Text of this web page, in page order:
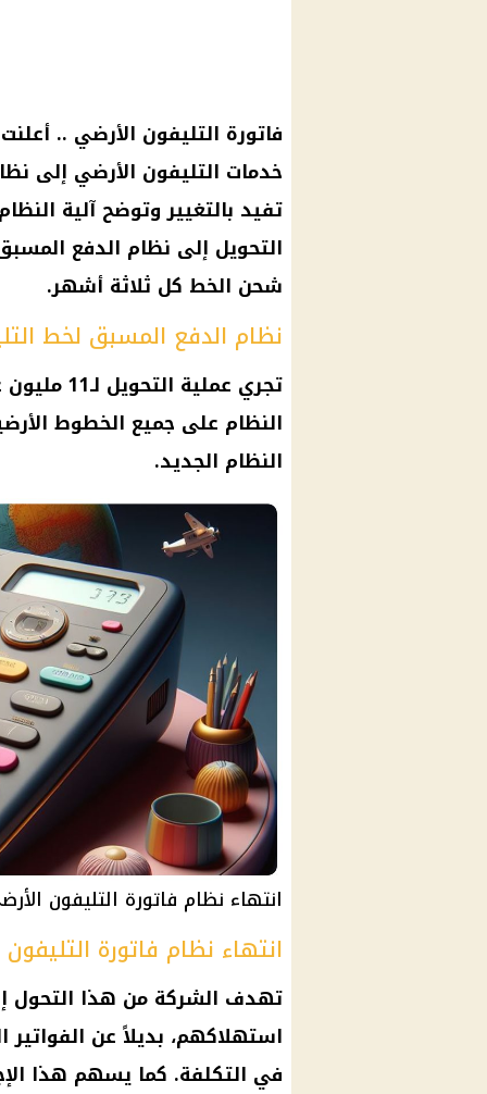
فاتورة التليفون الأرضي ..
خدمات التليفون الأرضي إلى
تفيد بالتغيير وتوضح آلية
التحويل إلى نظام الدفع
شحن الخط كل ثلاثة أشهر.
نظام الدفع المسبق لخط
تجري
النظام الجديد.
انتهاء نظام فاتورة التليفون
انتهاء نظام فاتورة
تهدف الشركة من هذا التحول
استهلاكهم، بديلاً عن
في التكلفة. كما يسهم هذا